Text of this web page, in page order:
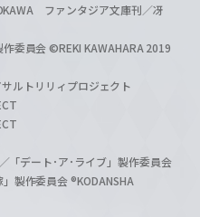
ファンタジア文庫刊／冴
委員会 ©REKI KAWAHARA 2019
ルトリリィプロジェクト
「デート･ア･ライブ」製作委員会
製作委員会 ®KODANSHA